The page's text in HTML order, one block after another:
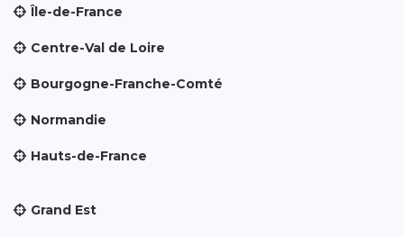
Île-de-France
Centre-Val de Loire
Bourgogne-Franche-Comté
Normandie
Hauts-de-France
Grand Est